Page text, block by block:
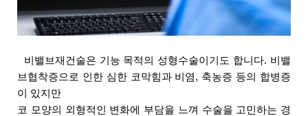
비밸브재건술은 기능 목적의 성형수술이기도 합니다. 비밸
브협착증으로 인한 심한 코막힘과 비염, 축농증 등의 합병증
이 있지만
코 모양의 외형적인 변화에 부담을 느껴 수술을 고민하는 경